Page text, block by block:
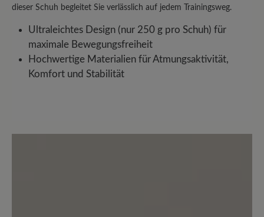
Bewertung mit 5 von 5 Sternen
***** Perfekt
Einsteigen und wohlfühlen - meine
empfindlichen Füße plus Hallux Valgus
dieser Schuh begleitet Sie verlässlich auf jedem Trainingsweg.
Ultraleichtes Design (nur 250 g pro Schuh) für
maximale Bewegungsfreiheit
Hochwertige Materialien für Atmungsaktivität,
Komfort und Stabilität